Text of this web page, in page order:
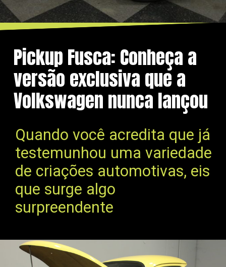
Pickup Fusca: Conheça a
versão exclusiva que a
Volkswagen nunca lançou
Quando você acredita que já
testemunhou uma variedade
de criações automotivas, eis
que surge algo
surpreendente